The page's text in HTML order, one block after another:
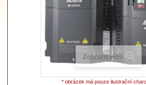
Zobrazit větší
* obrázek má pouze ilustrační